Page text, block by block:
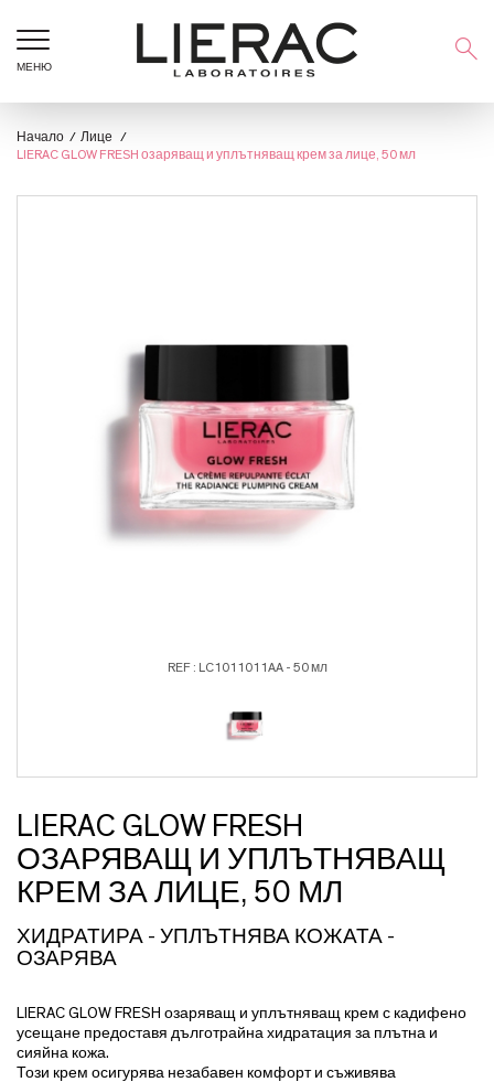
МЕНЮ
Начало
Лице
LIERAC GLOW FRESH озаряващ и уплътняващ крем за лице, 50 мл
REF : LC1011011AA - 50 мл
LIERAC GLOW FRESH
ОЗАРЯВАЩ И УПЛЪТНЯВАЩ
КРЕМ ЗА ЛИЦЕ, 50 МЛ
ХИДРАТИРА - УПЛЪТНЯВА КОЖАТА -
ОЗАРЯВА
LIERAC GLOW FRESH озаряващ и уплътняващ крем с кадифено
усещане предоставя дълготрайна хидратация за плътна и
сияйна кожа.
Този крем осигурява незабавен комфорт и съживява